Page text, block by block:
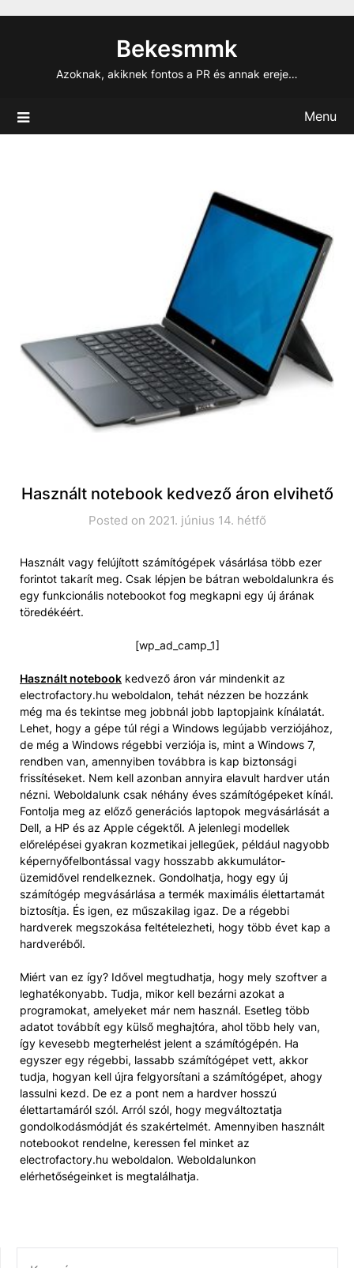
Bekesmmk
Azoknak, akiknek fontos a PR és annak ereje…
Menu
Használt notebook kedvező áron elvihető
Posted on 2021. június 14. hétfő
Használt vagy felújított számítógépek vásárlása több ezer
forintot takarít meg. Csak lépjen be bátran weboldalunkra és
egy funkcionális notebookot fog megkapni egy új árának
töredékéért.
[wp_ad_camp_1]
Használt notebook kedvező áron vár mindenkit az
electrofactory.hu weboldalon, tehát nézzen be hozzánk
még ma és tekintse meg jobbnál jobb laptopjaink kínálatát.
Lehet, hogy a gépe túl régi a Windows legújabb verziójához,
de még a Windows régebbi verziója is, mint a Windows 7,
rendben van, amennyiben továbbra is kap biztonsági
frissítéseket. Nem kell azonban annyira elavult hardver után
nézni. Weboldalunk csak néhány éves számítógépeket kínál.
Fontolja meg az előző generációs laptopok megvásárlását a
Dell, a HP és az Apple cégektől. A jelenlegi modellek
előrelépései gyakran kozmetikai jellegűek, például nagyobb
képernyőfelbontással vagy hosszabb akkumulátor-
üzemidővel rendelkeznek. Gondolhatja, hogy egy új
számítógép megvásárlása a termék maximális élettartamát
biztosítja. És igen, ez műszakilag igaz. De a régebbi
hardverek megszokása feltételezheti, hogy több évet kap a
hardveréből.
Miért van ez így? Idővel megtudhatja, hogy mely szoftver a
leghatékonyabb. Tudja, mikor kell bezárni azokat a
programokat, amelyeket már nem használ. Esetleg több
adatot továbbít egy külső meghajtóra, ahol több hely van,
így kevesebb megterhelést jelent a számítógépén. Ha
egyszer egy régebbi, lassabb számítógépet vett, akkor
tudja, hogyan kell újra felgyorsítani a számítógépet, ahogy
lassulni kezd. De ez a pont nem a hardver hosszú
élettartamáról szól. Arról szól, hogy megváltoztatja
gondolkodásmódját és szakértelmét. Amennyiben használt
notebookot rendelne, keressen fel minket az
electrofactory.hu weboldalon. Weboldalunkon
elérhetőségeinket is megtalálhatja.